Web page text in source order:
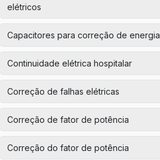
elétricos
Capacitores para correção de energia
Continuidade elétrica hospitalar
Correção de falhas elétricas
Correção de fator de potência
Correção do fator de potência